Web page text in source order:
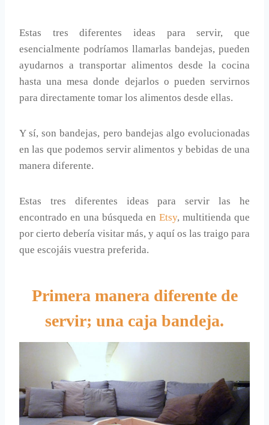
Estas tres diferentes ideas para servir, que
esencialmente podríamos llamarlas bandejas, pueden
ayudarnos a transportar alimentos desde la cocina
hasta una mesa donde dejarlos o pueden servirnos
para directamente tomar los alimentos desde ellas.
Y sí, son bandejas, pero bandejas algo evolucionadas
en las que podemos servir alimentos y bebidas de una
manera diferente.
Estas tres diferentes ideas para servir las he
encontrado en una búsqueda en Etsy, multitienda que
por cierto debería visitar más, y aquí os las traigo para
que escojáis vuestra preferida.
Primera manera diferente de
servir; una caja bandeja.